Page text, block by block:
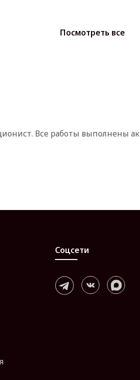
Посмотреть все
Все работы
Соцсети